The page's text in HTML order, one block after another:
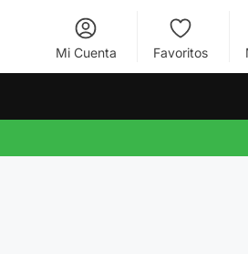
Mi Cuenta Favoritos